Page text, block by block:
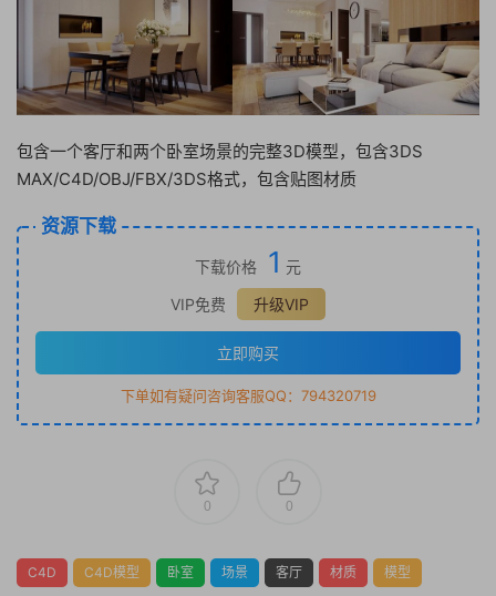
包含一个客厅和两个卧室场景的完整3D模型，包含3DS
MAX/C4D/OBJ/FBX/3DS格式，包含贴图材质
资源下载
下载价格 1 元
VIP免费
升级VIP
立即购买
下单如有疑问咨询客服QQ：794320719
0 0
C4D C4D模型 卧室 场景 客厅 材质 模型